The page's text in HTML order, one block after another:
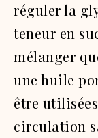
réguler la
teneur en
mélanger
une huile
être
circulation